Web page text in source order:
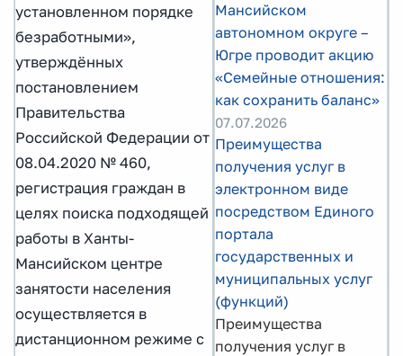
установленном порядке
безработными»,
утверждённых
постановлением
Правительства
Российской Федерации от
08.04.2020 № 460,
регистрация граждан в
целях поиска подходящей
работы в Ханты-
Мансийском центре
занятости населения
осуществляется в
дистанционном режиме с
Мансийском
автономном округе –
Югре проводит акцию
«Семейные отношения:
как сохранить баланс»
07.07.2026
Преимущества
получения услуг в
электронном виде
посредством Единого
портала
государственных и
муниципальных услуг
(функций)
Преимущества
получения услуг в